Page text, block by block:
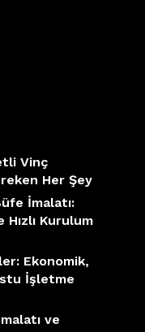
Vinç
Her Şey
İmalatı:
Hızlı Kurulum
Ekonomik,
İşletme
ve